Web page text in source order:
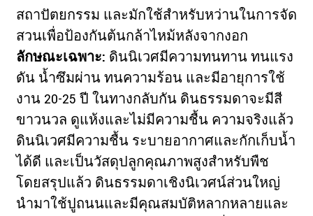
สถาปัตยกรรม และมักใช้สำหรับหว่านในการจัด
สวนเพื่อป้องกันต้นกล้าไหม้หลังจากงอก
ลักษณะเฉพาะ: ดินนิเวศมีความทนทาน ทนแรง
ดัน น้ำซึมผ่าน ทนความร้อน และมีอายุการใช้
งาน 20-25 ปี ในทางกลับกัน ดินธรรมดาจะมีสี
ขาวนวล ดูแห้งและไม่มีความชื้น ความจริงแล้ว
ดินนิเวศมีความชื้น ระบายอากาศและกักเก็บน้ำ
ได้ดี และเป็นวัสดุปลูกคุณภาพสูงสำหรับพืช
โดยสรุปแล้ว ดินธรรมดาเชิงนิเวศน์ส่วนใหญ่
นำมาใช้ปูถนนและมีคุณสมบัติหลากหลายและ